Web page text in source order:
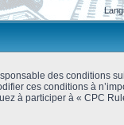
des conditions
ces conditions à
à participer à « CPC